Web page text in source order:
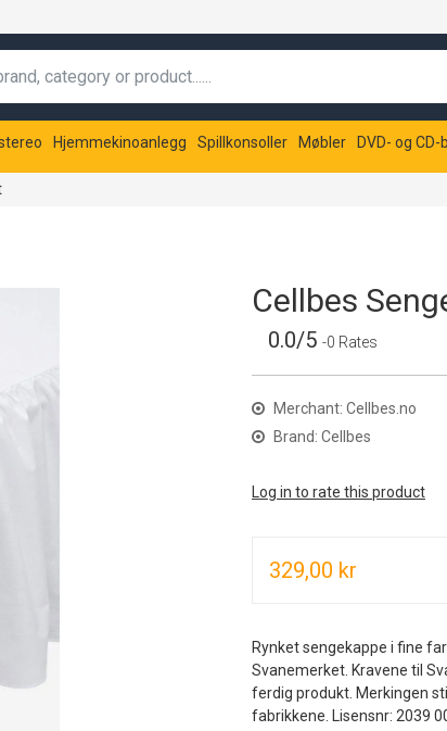
Hjemmekinoanlegg Spillkonsoller Møbler DVD- og
Cellbes
0.0/5 -0 Rates
Merchant: Cellbes.no
Brand: Cellbes
Log in to rate this product
329,00 kr
Rynket sengekappe i fine
Svanemerket. Kravene til
ferdig produkt. Merkingen
fabrikkene. Lisensnr: 2039